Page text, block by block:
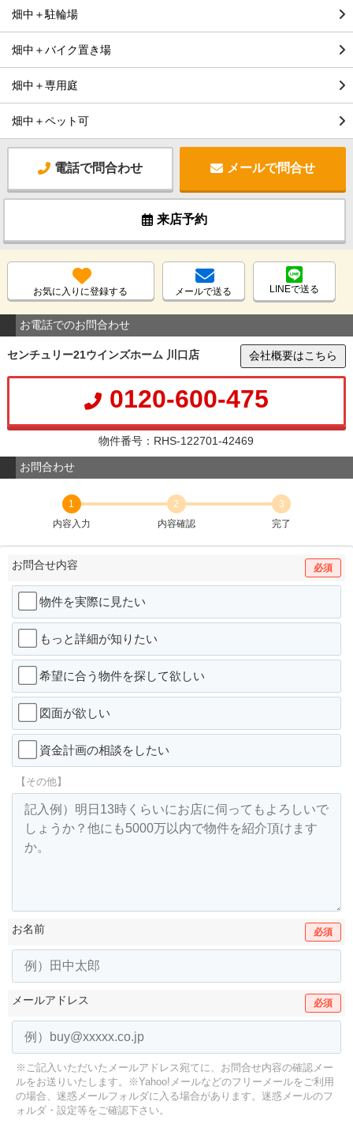
畑中＋駐輪場
畑中＋バイク置き場
畑中＋専用庭
畑中＋ペット可
電話で問合わせ メールで問合せ
来店予約
お気に入りに登録する メールで送る LINEで送る
お電話でのお問合わせ
センチュリー21ウインズホーム 川口店 会社概要はこちら
0120-600-475
物件番号：RHS-122701-42469
お問合わせ
1
内容入力
2
内容確認
3
完了
お問合せ内容 必須
物件を実際に見たい
もっと詳細が知りたい
希望に合う物件を探して欲しい
図面が欲しい
資金計画の相談をしたい
【その他】
お名前 必須
メールアドレス 必須
※ご記入いただいたメールアドレス宛てに、お問合せ内容の確認メー
ルをお送りいたします。
※Yahoo!メールなどのフリーメールをご利用
の場合、迷惑メールフォルダに入る場合があります。 迷惑メールのフ
ォルダ・設定等をご確認下さい。